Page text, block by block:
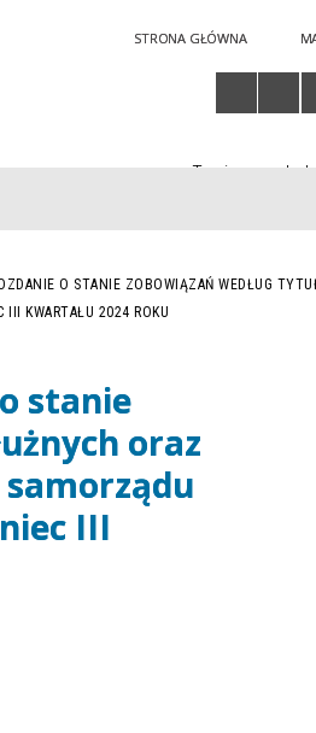
STRONA GŁÓWNA
Twoja
O STANIE ZOBOWIĄZAŃ WEDŁUG
III KWARTAŁU 2024 ROKU
stanie
oraz
III